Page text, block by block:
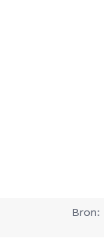
Bron: